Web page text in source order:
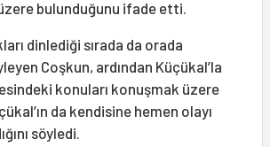
bulunduğunu ifade etti.
dinlediği sırada da orada
Coşkun, ardından Küçükal’la
konuları konuşmak üzere
da kendisine hemen olayı
söyledi.